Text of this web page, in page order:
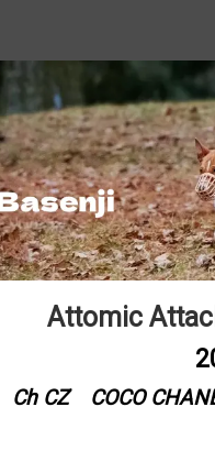
Attomic
Ch CZ COCO